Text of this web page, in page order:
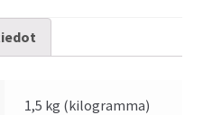
1,5 kg (kilogramma)